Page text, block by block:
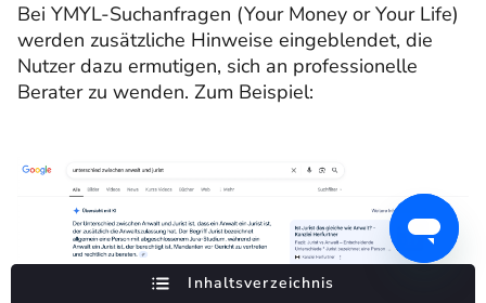
Bei YMYL-Suchanfragen (Your Money or Your Life)
werden zusätzliche Hinweise eingeblendet, die
Nutzer dazu ermutigen, sich an professionelle
Berater zu wenden. Zum Beispiel:
Inhaltsverzeichnis